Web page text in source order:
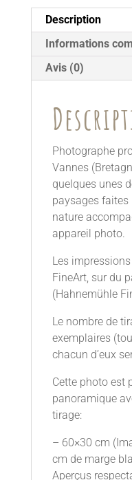
Description
Informations
Avis (0)
Photographe
Vannes
quelques unes
paysages faites
nature
appareil photo.
Les
FineArt, sur du
(Hahnemühle
Le nombre de
exemplaires
chacun d’eux
Cette photo est
panoramique
tirage:
– 60×30 cm
cm de marge
Aperçus